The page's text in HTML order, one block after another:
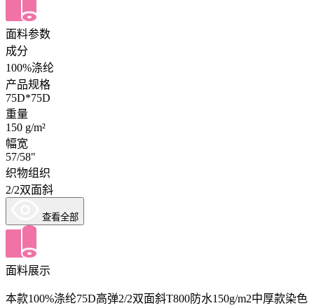
面料参数
成分
100%涤纶
产品规格
75D*75D
重量
150 g/m²
幅宽
57/58"
织物组织
2/2双面斜
查看全部
面料展示
本款100%涤纶75D高弹2/2双面斜T800防水150g/m2中厚款染色